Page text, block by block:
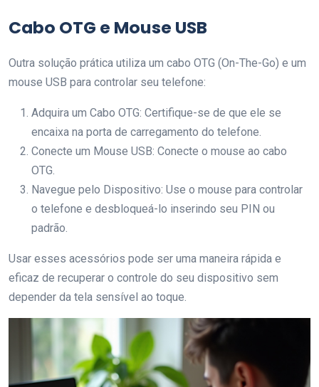
Cabo OTG e Mouse USB
Outra solução prática utiliza um cabo OTG (On-The-Go) e um
mouse USB para controlar seu telefone:
Adquira um Cabo OTG: Certifique-se de que ele se
encaixa na porta de carregamento do telefone.
Conecte um Mouse USB: Conecte o mouse ao cabo
OTG.
Navegue pelo Dispositivo: Use o mouse para controlar
o telefone e desbloqueá-lo inserindo seu PIN ou
padrão.
Usar esses acessórios pode ser uma maneira rápida e
eficaz de recuperar o controle do seu dispositivo sem
depender da tela sensível ao toque.